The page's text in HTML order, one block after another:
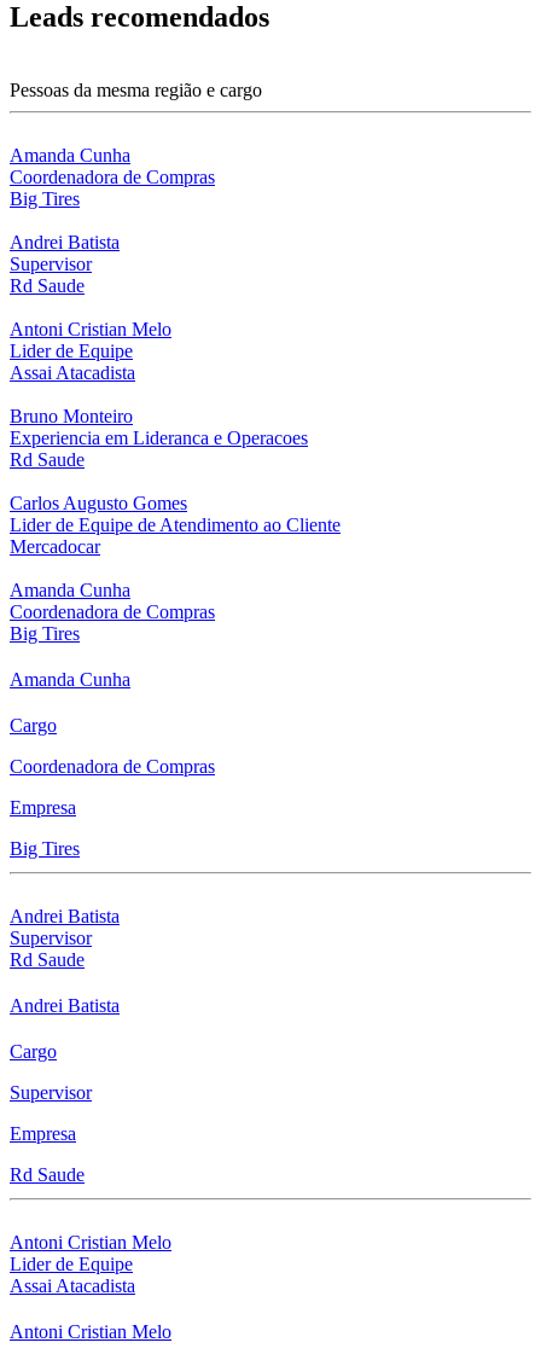
Leads recomendados
Pessoas da mesma região e cargo
Amanda Cunha
Coordenadora de Compras
Big Tires
Andrei Batista
Supervisor
Rd Saude
Antoni Cristian Melo
Lider de Equipe
Assai Atacadista
Bruno Monteiro
Experiencia em Lideranca e Operacoes
Rd Saude
Carlos Augusto Gomes
Lider de Equipe de Atendimento ao Cliente
Mercadocar
Amanda Cunha
Coordenadora de Compras
Big Tires
Amanda Cunha
Cargo
Coordenadora de Compras
Empresa
Big Tires
Andrei Batista
Supervisor
Rd Saude
Andrei Batista
Cargo
Supervisor
Empresa
Rd Saude
Antoni Cristian Melo
Lider de Equipe
Assai Atacadista
Antoni Cristian Melo